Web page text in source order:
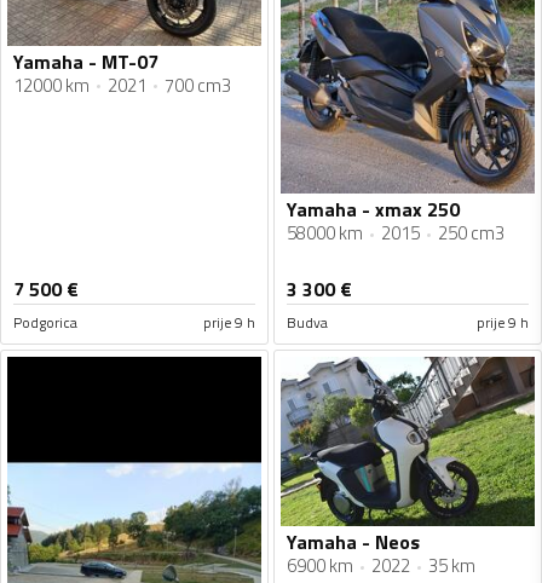
Yamaha - MT-07
12000 km 2021 700 cm3
7 500€
Podgorica prije 9 h
Yamaha - xmax 250
58000 km 2015 250 cm3
3 300€
Budva prije 9 h
Yamaha - Neos
6900 km 2022 35 km